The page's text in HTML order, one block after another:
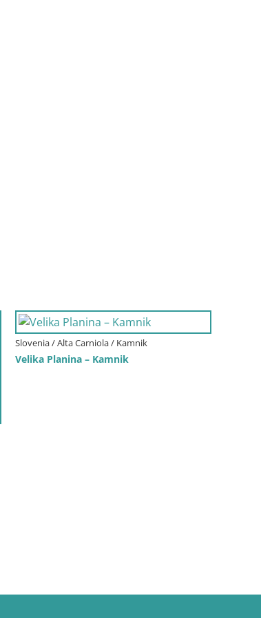
Slovenia / Alta Carniola / Kamnik
Velika Planina – Kamnik